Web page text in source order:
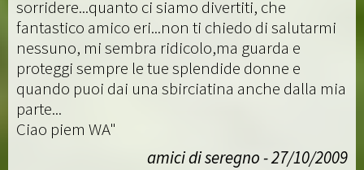
sorridere...quanto ci siamo divertiti, che
fantastico amico eri...non ti chiedo di salutarmi
nessuno, mi sembra ridicolo,ma guarda e
proteggi sempre le tue splendide donne e
quando puoi dai una sbirciatina anche dalla mia
parte...
Ciao piem WA"
amici di seregno - 27/10/2009